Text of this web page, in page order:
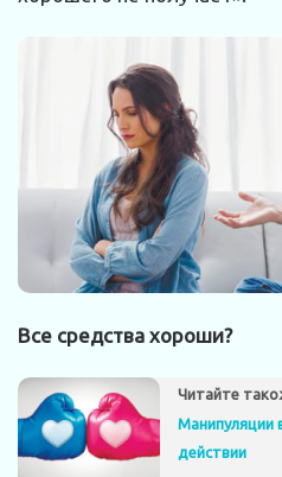
Все средства хороши?
Читайте
Манипуляции
действии